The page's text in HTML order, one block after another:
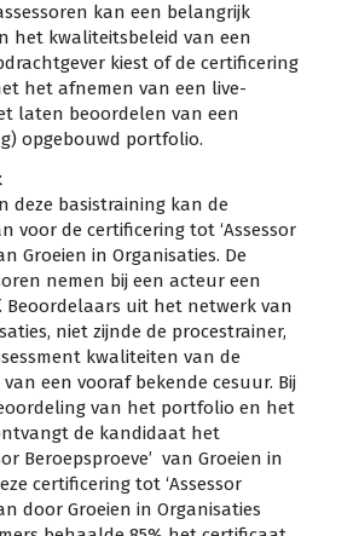
kan een belangrijk
het kwaliteitsbeleid van een
kiest of de certificering
het afnemen van een live-
laten beoordelen van een
opgebouwd portfolio.
deze basistraining kan de
voor de certificering tot ‘Assessor
Groeien in Organisaties. De
nemen bij een acteur een
Beoordelaars uit het netwerk van
niet zijnde de procestrainer,
kwaliteiten van de
een vooraf bekende cesuur. Bij
van het portfolio en het
de kandidaat het
Beroepsproeve’ van Groeien in
certificering tot ‘Assessor
door Groeien in Organisaties